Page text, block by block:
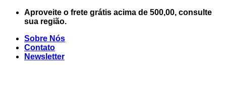
Skip
Aproveite o frete grátis acima de 500,00, consulte
sua região.
Sobre Nós
Contato
Newsletter